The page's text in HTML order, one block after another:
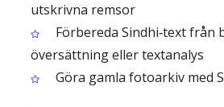
utskrivna remsor
Förbereda Sindhi‑text från
översättning eller textanalys
Göra gamla fotoarkiv med